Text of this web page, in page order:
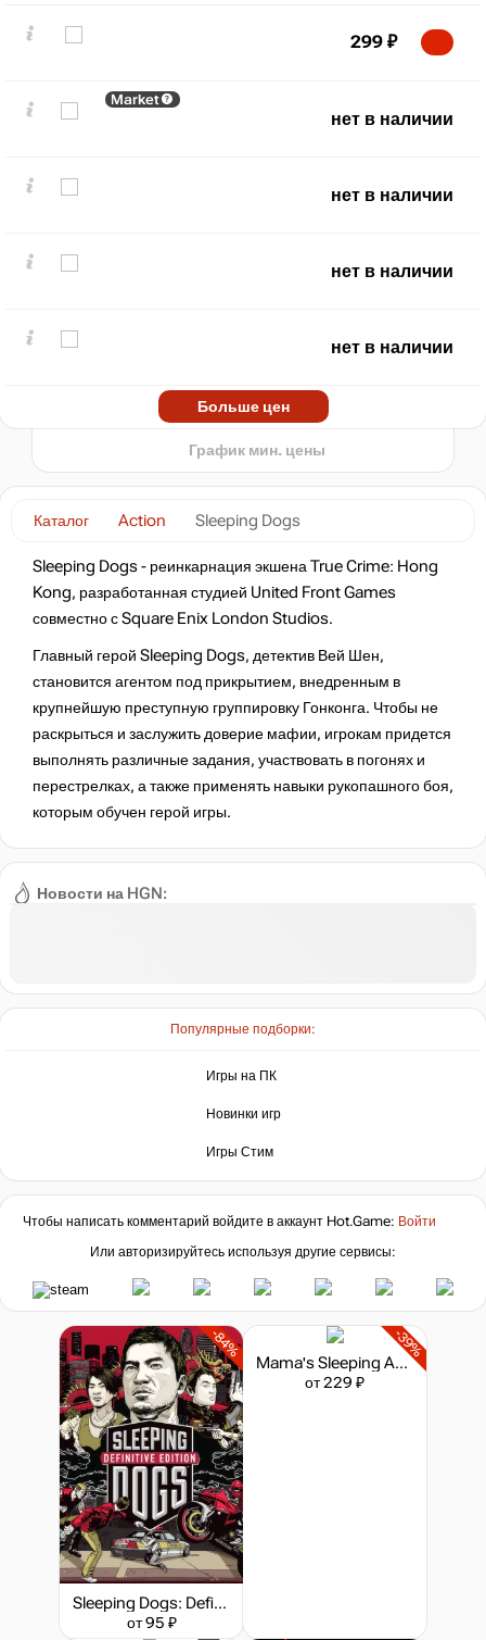
Новости на HGN:
Популярные подборки:
Игры на ПК
Новинки игр
Игры Стим
Каталог Action Sleeping Dogs
Sleeping Dogs - реинкарнация экшена True Crime: Hong
Kong, разработанная студией United Front Games
совместно с Square Enix London Studios.
Главный герой Sleeping Dogs, детектив Вей Шен,
становится агентом под прикрытием, внедренным в
крупнейшую преступную группировку Гонконга. Чтобы не
раскрыться и заслужить доверие мафии, игрокам придется
выполнять различные задания, участвовать в погонях и
перестрелках, а также применять навыки рукопашного боя,
которым обучен герой игры.
299 ₽
Market
нет в наличии
нет в наличии
нет в наличии
нет в наличии
Больше цен
2020
1,500
График мин. цены
Чтобы написать комментарий войдите в аккаунт Hot.Game: Войти
Или авторизируйтесь используя другие сервисы:
-84%
Sleeping Dogs: Definitive Edition
от 95 ₽
-39%
Mama's Sleeping Angels
от 229 ₽